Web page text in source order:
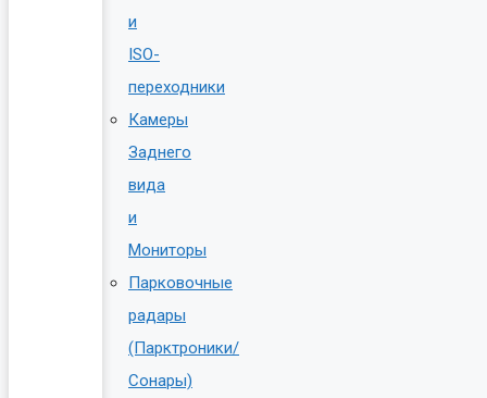
и
ISO-
переходники
Камеры
Заднего
вида
и
Мониторы
Парковочные
радары
(Парктроники/
Сонары)